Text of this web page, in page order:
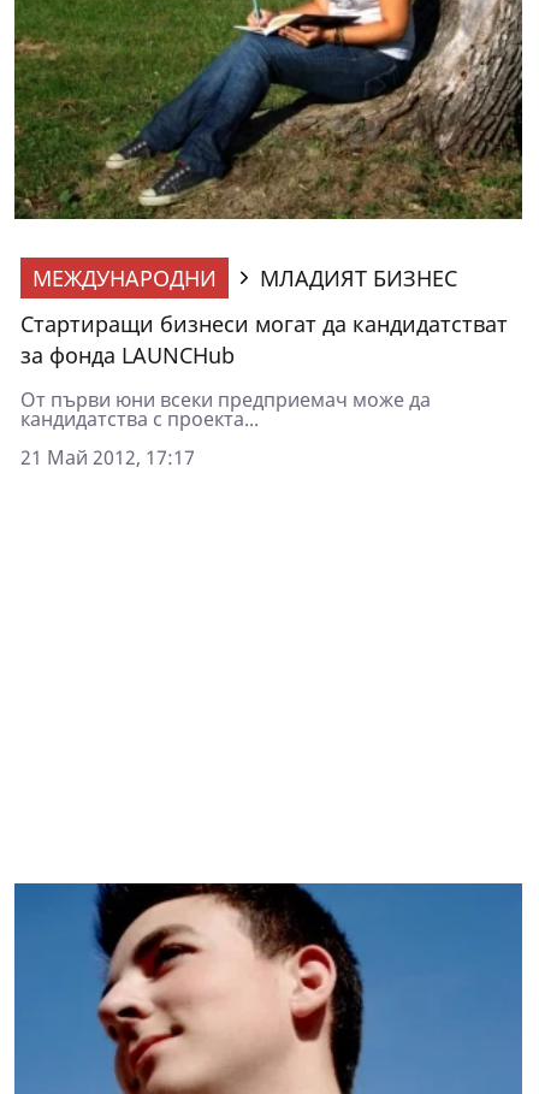
МЕЖДУНАРОДНИ
МЛАДИЯТ БИЗНЕС
Стартиращи бизнеси могат да кандидатстват
за фонда LAUNCHub
От първи юни всеки предприемач може да
кандидатства с проекта...
21 Май 2012, 17:17